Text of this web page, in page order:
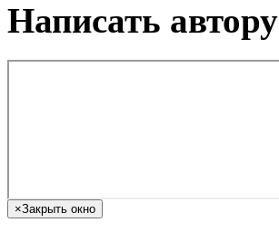
Написать автору
×Закрыть окно